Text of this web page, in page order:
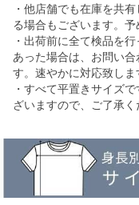
・他店舗でも在庫を共
る場合もございます。予
・出荷前に全て検品を
あった場合は、お問い
す。速やかに対応致しま
・すべて平置きサイズ
ざいますので、ご了承く